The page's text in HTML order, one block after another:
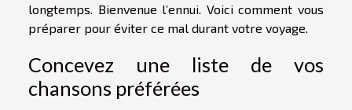
longtemps. Bienvenue l’ennui. Voici comment vous
préparer pour éviter ce mal durant votre voyage.
Concevez une liste de vos
chansons préférées